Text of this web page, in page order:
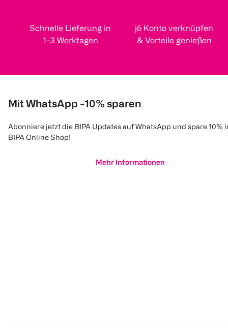
Schnelle Lieferung in
1-3 Werktagen
jö Konto verknüpfen
& Vorteile genießen
Mit WhatsApp -10% sparen
Abonniere jetzt die BIPA Updates auf WhatsApp und spare 10%
BIPA Online Shop!
Mehr Informationen